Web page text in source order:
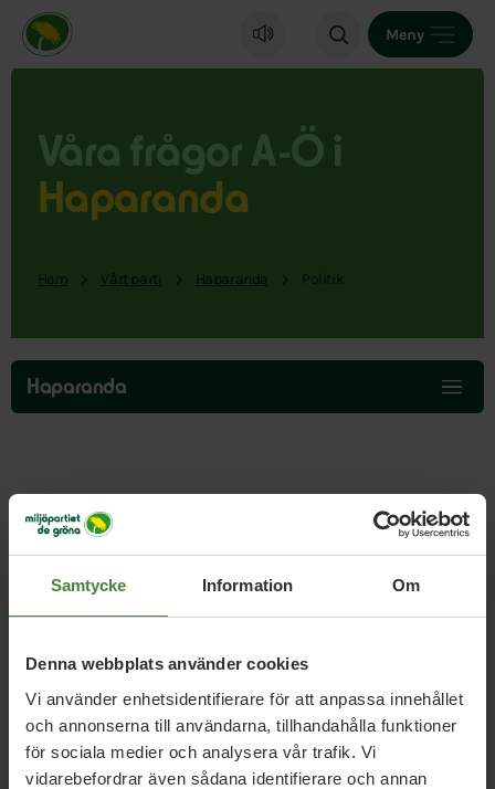
Samtycke Information Om
Denna webbplats använder cookies
Vi använder enhetsidentifierare för att anpassa innehållet
och annonserna till användarna, tillhandahålla funktioner
för sociala medier och analysera vår trafik. Vi
vidarebefordrar även sådana identifierare och annan
Miljöpartiet de gröna, startsida
Meny
Våra frågor A-Ö i
Haparanda
Hem Vårt parti Haparanda Politik
Hoppa
över
menyn
Haparanda
Våra frågor A-Ö
av landet. Skulle du inte hitta svaret är du välkommen att
kontakta oss.